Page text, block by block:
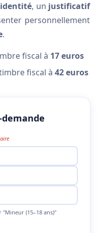
, un justificatif
personnellement
.
fiscal à 17 euros
fiscal à 42 euros
(15–18 ans)"